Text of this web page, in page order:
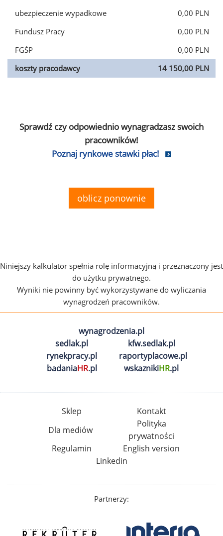
ubezpieczenie wypadkowe
0,00 PLN
Fundusz Pracy
0,00 PLN
FGŚP
0,00 PLN
koszty pracodawcy
14 150,00 PLN
Sprawdź czy odpowiednio wynagradzasz swoich
pracowników!
Poznaj rynkowe stawki płac!
oblicz ponownie
Niniejszy kalkulator spełnia rolę informacyjną i przeznaczony jest
do użytku prywatnego.
Wyniki nie powinny być wykorzystywane do wyliczania
wynagrodzeń pracowników.
wynagrodzenia.pl
sedlak.pl
kfw.sedlak.pl
rynekpracy.pl
raportyplacowe.pl
badaniaHR.pl wskaznikiHR.pl
Sklep
Kontakt
Dla mediów
Polityka
prywatności
Regulamin
English version
Linkedin
Partnerzy: